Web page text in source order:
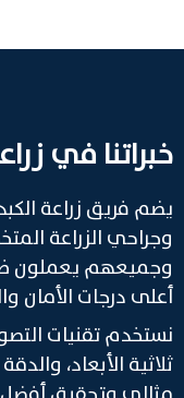
خبراتنا في
يضم فريق زراعة
وجراحي الزراعة
وجميعهم يعملون
أعلى درجات الأمان
نستخدم تقنيات
ثلاثية الأبعاد،